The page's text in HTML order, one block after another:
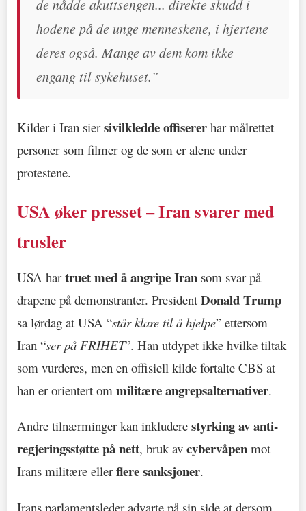
de nådde akuttsengen... direkte skudd i
hodene på de unge menneskene, i hjertene
deres også. Mange av dem kom ikke
engang til sykehuset.”
Kilder i Iran siersivilkledde offiserer har målrettet
personer som filmer og de som er alene under
protestene.
USA øker presset – Iran svarer med
trusler
USA hartruet med å angripe Iran som svar på
drapene på demonstranter. President Donald Trump
sa lørdag at USA “står klare til å hjelpe” ettersom
Iran “ser på FRIHET”. Han utdypet ikke hvilke tiltak
som vurderes, men en offisiell kilde fortalte CBS at
han er orientert om militære angrepsalternativer.
Andre tilnærminger kan inkludere styrking av anti-
regjeringsstøtte på nett, bruk av cybervåpen mot
Irans militære ellerflere sanksjoner.
Irans parlamentsleder advarte på sin side at dersom